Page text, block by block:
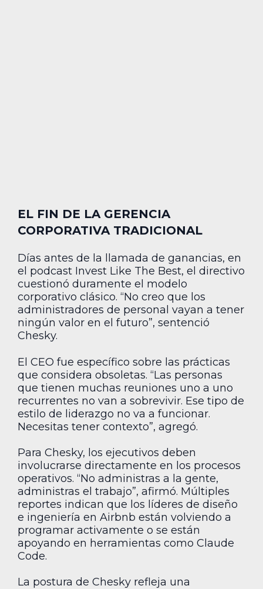
EL FIN DE LA GERENCIA
CORPORATIVA TRADICIONAL
Días antes de la llamada de ganancias, en
el podcast Invest Like The Best, el directivo
cuestionó duramente el modelo
corporativo clásico. “No creo que los
administradores de personal vayan a tener
ningún valor en el futuro”, sentenció
Chesky.
El CEO fue específico sobre las prácticas
que considera obsoletas. “Las personas
que tienen muchas reuniones uno a uno
recurrentes no van a sobrevivir. Ese tipo de
estilo de liderazgo no va a funcionar.
Necesitas tener contexto”, agregó.
Para Chesky, los ejecutivos deben
involucrarse directamente en los procesos
operativos. “No administras a la gente,
administras el trabajo”, afirmó. Múltiples
reportes indican que los líderes de diseño
e ingeniería en Airbnb están volviendo a
programar activamente o se están
apoyando en herramientas como Claude
Code.
La postura de Chesky refleja una